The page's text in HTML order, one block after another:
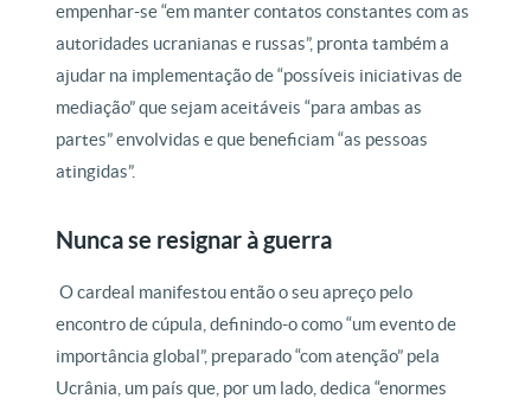
empenhar-se “em manter contatos constantes com as
autoridades ucranianas e russas”, pronta também a
ajudar na implementação de “possíveis iniciativas de
mediação” que sejam aceitáveis ​​“para ambas as
partes” envolvidas e que beneficiam “as pessoas
atingidas”.
Nunca se resignar à guerra
O cardeal manifestou então o seu apreço pelo
encontro de cúpula, definindo-o como “um evento de
importância global”, preparado “com atenção” pela
Ucrânia, um país que, por um lado, dedica “enormes